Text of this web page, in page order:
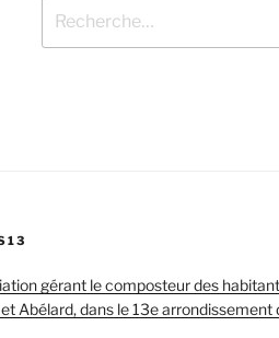
pour
:
gérant le composteur des
Abélard, dans le 13e arrondissement